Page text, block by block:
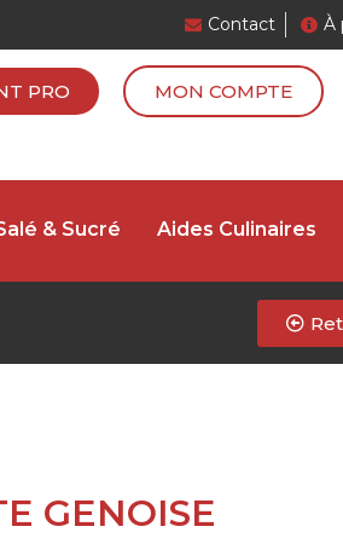
Contact À
PRO MON COMPTE
& Sucré Aides Culinaires
GENOISE